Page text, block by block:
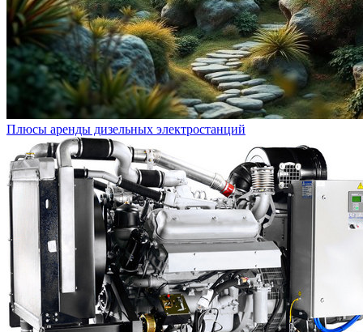
Плюсы аренды дизельных электростанций